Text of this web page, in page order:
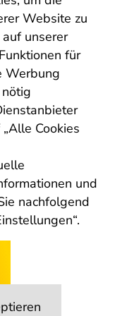
9, 8010 Graz
15.00 Uhr
Website zu
unserer
für
Werbung
Cookies
und
nachfolgend